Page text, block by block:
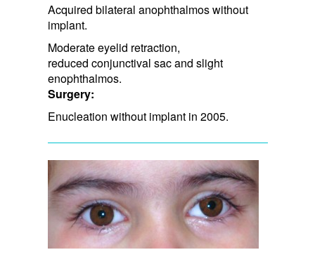
Acquired bilateral anophthalmos without
implant.
Moderate eyelid retraction, ​
reduced conjunctival sac and slight
enophthalmos.
Surgery:
Enucleation without implant in 2005.